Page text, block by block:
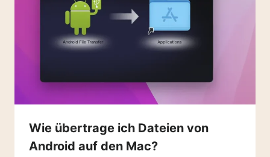
Wie übertrage ich Dateien von
Android auf den Mac?